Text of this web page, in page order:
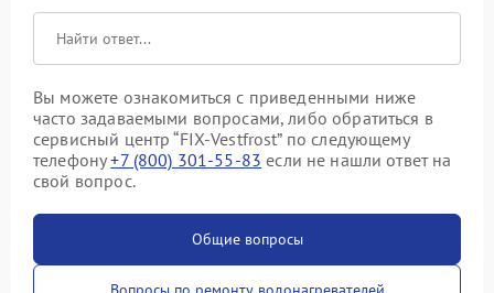
Вы можете ознакомиться с приведенными ниже
часто задаваемыми вопросами, либо обратиться в
сервисный центр “FIX-Vestfrost” по следующему
телефону+7 (800) 301-55-83 если не нашли ответ на
свой вопрос.
Общие вопросы